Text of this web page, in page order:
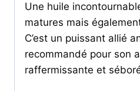
Une huile
matures mais
C’est un puissant allié
recommandé pour son
raffermissante et